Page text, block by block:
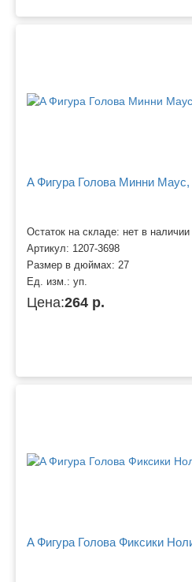
A Фигура Голова Минни
Остаток на складе: нет в наличии
Артикул: 1207-3698
Размер в дюймах: 27
Ед. изм.: уп.
Цена:264 р.
A Фигура Голова Фиксики